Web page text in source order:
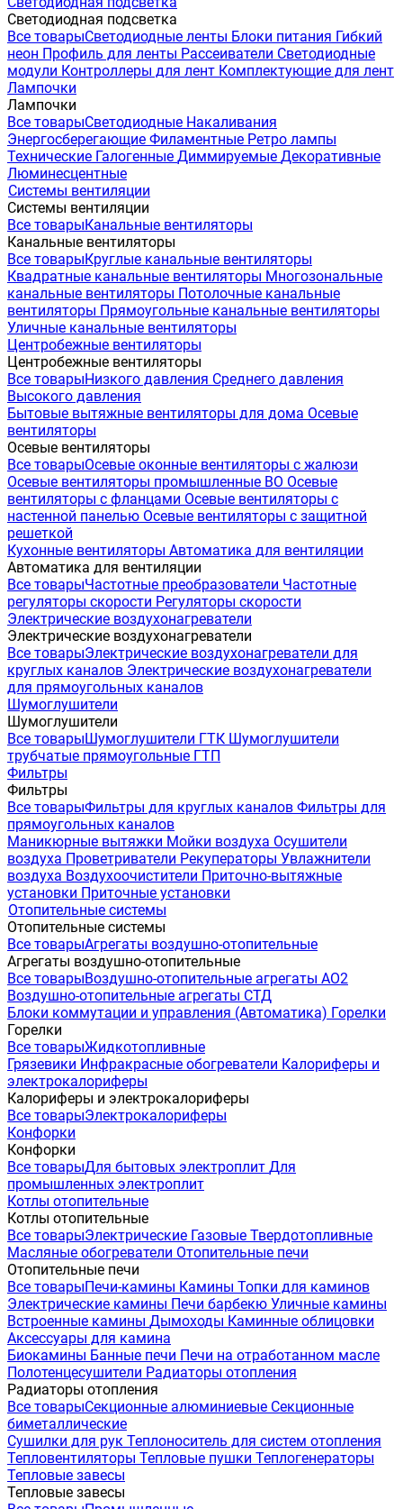
Светодиодная подсветка
Все товарыСветодиодные ленты Блоки питания Гибкий
неон Профиль для ленты Рассеиватели Светодиодные
модули Контроллеры для лент Комплектующие для лент
Лампочки
Лампочки
Все товарыСветодиодные Накаливания
Энергосберегающие Филаментные Ретро лампы
Технические Галогенные Диммируемые Декоративные
Люминесцентные
Системы вентиляции
Системы вентиляции
Все товарыКанальные вентиляторы
Канальные вентиляторы
Все товарыКруглые канальные вентиляторы
Квадратные канальные вентиляторы Многозональные
канальные вентиляторы Потолочные канальные
вентиляторы Прямоугольные канальные вентиляторы
Уличные канальные вентиляторы
Центробежные вентиляторы
Центробежные вентиляторы
Все товарыНизкого давления Среднего давления
Высокого давления
Бытовые вытяжные вентиляторы для дома Осевые
вентиляторы
Осевые вентиляторы
Все товарыОсевые оконные вентиляторы с жалюзи
Осевые вентиляторы промышленные ВО Осевые
вентиляторы с фланцами Осевые вентиляторы с
настенной панелью Осевые вентиляторы с защитной
решеткой
Кухонные вентиляторы Автоматика для вентиляции
Автоматика для вентиляции
Все товарыЧастотные преобразователи Частотные
регуляторы скорости Регуляторы скорости
Электрические воздухонагреватели
Электрические воздухонагреватели
Все товарыЭлектрические воздухонагреватели для
круглых каналов Электрические воздухонагреватели
для прямоугольных каналов
Шумоглушители
Шумоглушители
Все товарыШумоглушители ГТК Шумоглушители
трубчатые прямоугольные ГТП
Фильтры
Фильтры
Все товарыФильтры для круглых каналов Фильтры для
прямоугольных каналов
Маникюрные вытяжки Мойки воздуха Осушители
воздуха Проветриватели Рекуператоры Увлажнители
воздуха Воздухоочистители Приточно-вытяжные
установки Приточные установки
Отопительные системы
Отопительные системы
Все товарыАгрегаты воздушно-отопительные
Агрегаты воздушно-отопительные
Все товарыВоздушно-отопительные агрегаты АО2
Воздушно-отопительные агрегаты СТД
Блоки коммутации и управления (Автоматика) Горелки
Горелки
Все товарыЖидкотопливные
Грязевики Инфракрасные обогреватели Калориферы и
электрокалориферы
Калориферы и электрокалориферы
Все товарыЭлектрокалориферы
Конфорки
Конфорки
Все товарыДля бытовых электроплит Для
промышленных электроплит
Котлы отопительные
Котлы отопительные
Все товарыЭлектрические Газовые Твердотопливные
Масляные обогреватели Отопительные печи
Отопительные печи
Все товарыПечи-камины Камины Топки для каминов
Электрические камины Печи барбекю Уличные камины
Встроенные камины Дымоходы Каминные облицовки
Аксессуары для камина
Биокамины Банные печи Печи на отработанном масле
Полотенцесушители Радиаторы отопления
Радиаторы отопления
Все товарыСекционные алюминиевые Секционные
биметаллические
Сушилки для рук Теплоноситель для систем отопления
Тепловентиляторы Тепловые пушки Теплогенераторы
Тепловые завесы
Тепловые завесы